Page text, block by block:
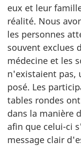
eux et leur
réalité. Nous
les personnes
souvent exclues
médecine et les
n'existaient pas,
posé. Les
tables rondes
dans la manière
afin que celui-ci
message clair